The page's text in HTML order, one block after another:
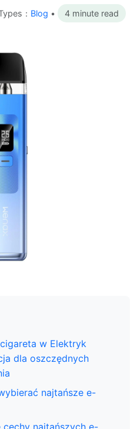
： Blog • 4 minute read
w Elektryk
dla oszczędnych
najtańsze e-
cechy najtańszych e-